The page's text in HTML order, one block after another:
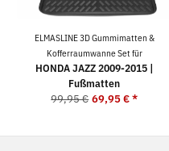
ELMASLINE 3D Gummimatten &
Kofferraumwanne Set für
HONDA JAZZ 2009-2015 |
Fußmatten
99,95 € 69,95 €*